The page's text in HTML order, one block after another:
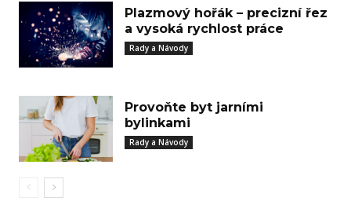
Plazmový hořák – precizní řez
a vysoká rychlost práce
Rady a Návody
Provoňte byt jarními
bylinkami
Rady a Návody